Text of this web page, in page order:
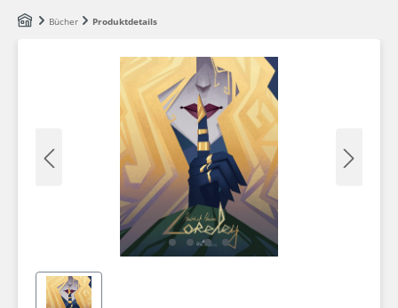
Zum Hauptinhalt springen
Bücher Produktdetails